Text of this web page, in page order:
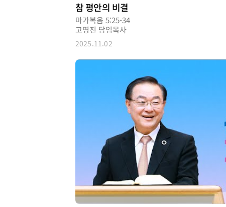
참 평안의 비결
마가복음 5:25-34
고명진 담임목사
2025.11.02